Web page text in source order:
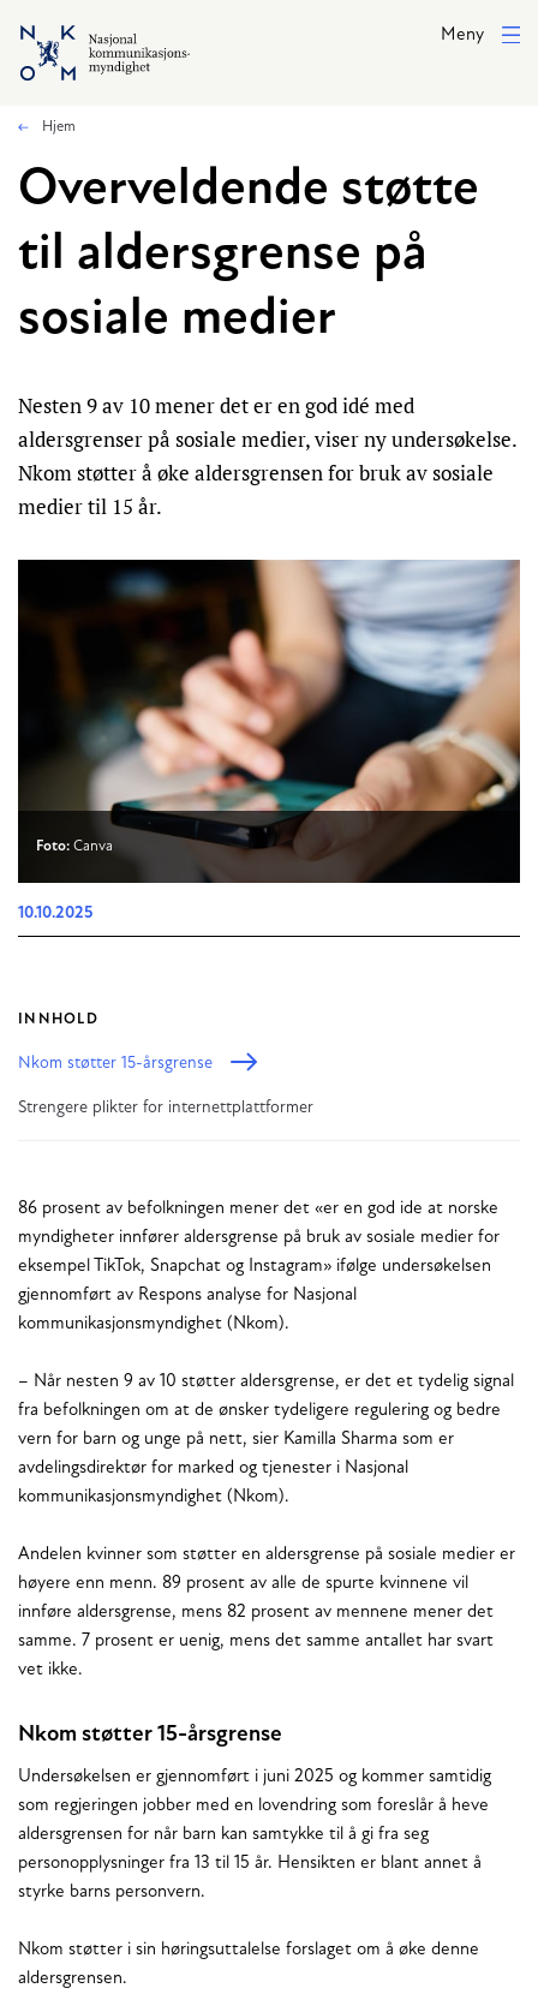
Hopp til hovedinnhold
Meny
Hjem
Overveldende støtte
til aldersgrense på
sosiale medier
Nesten 9 av 10 mener det er en god idé med
aldersgrenser på sosiale medier, viser ny undersøkelse.
Nkom støtter å øke aldersgrensen for bruk av sosiale
medier til 15 år.
Foto: Canva
10.10.2025
INNHOLD
Nkom støtter 15-årsgrense
Strengere plikter for internettplattformer
86 prosent av befolkningen mener det «er en god ide at norske
myndigheter innfører aldersgrense på bruk av sosiale medier for
eksempel TikTok, Snapchat og Instagram» ifølge undersøkelsen
gjennomført av Respons analyse for Nasjonal
kommunikasjonsmyndighet (Nkom).
– Når nesten 9 av 10 støtter aldersgrense, er det et tydelig signal
fra befolkningen om at de ønsker tydeligere regulering og bedre
vern for barn og unge på nett, sier Kamilla Sharma som er
avdelingsdirektør for marked og tjenester i Nasjonal
kommunikasjonsmyndighet (Nkom).
Andelen kvinner som støtter en aldersgrense på sosiale medier er
høyere enn menn. 89 prosent av alle de spurte kvinnene vil
innføre aldersgrense, mens 82 prosent av mennene mener det
samme. 7 prosent er uenig, mens det samme antallet har svart
vet ikke.
Nkom støtter 15-årsgrense
Undersøkelsen er gjennomført i juni 2025 og kommer samtidig
som regjeringen jobber med en lovendring som foreslår å heve
aldersgrensen for når barn kan samtykke til å gi fra seg
personopplysninger fra 13 til 15 år. Hensikten er blant annet å
styrke barns personvern.
Nkom støtter i sin høringsuttalelse forslaget om å øke denne
aldersgrensen.